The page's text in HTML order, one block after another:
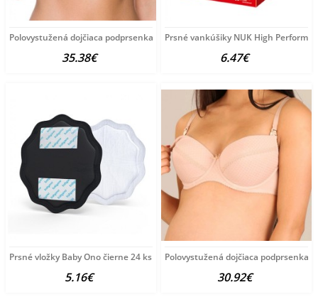
Polovystužená dojčiaca podprsenka New Baby Ella
35.38€
Prsné vankúšiky NUK High
6.47€
Prsné vložky Baby Ono čierne 24 ks
5.16€
Polovystužená dojčiaca podprsenka
30.92€